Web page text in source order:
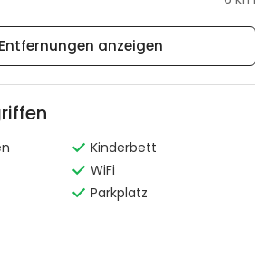
anzeigen
Kinderbett
WiFi
Parkplatz